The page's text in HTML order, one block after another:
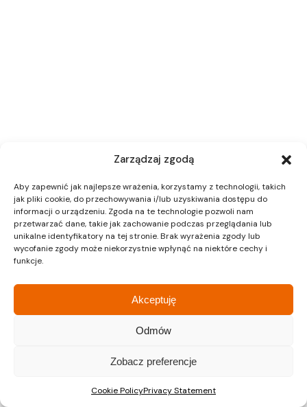
Zarządzaj zgodą
Aby zapewnić jak najlepsze wrażenia, korzystamy z technologii, takich
jak pliki cookie, do przechowywania i/lub uzyskiwania dostępu do
informacji o urządzeniu. Zgoda na te technologie pozwoli nam
przetwarzać dane, takie jak zachowanie podczas przeglądania lub
unikalne identyfikatory na tej stronie. Brak wyrażenia zgody lub
wycofanie zgody może niekorzystnie wpłynąć na niektóre cechy i
funkcje.
Akceptuję
Odmów
Zobacz preferencje
Cookie PolicyPrivacy Statement